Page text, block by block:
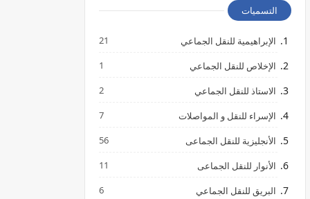
التسميات
الإبراهيمية للنقل الجماعي 21
الإخلاص للنقل الجماعي 1
الاستاذ للنقل الجماعي 2
الإسراء للنقل و المواصلات 7
الأنجليزية للنقل الجماعى 56
الأنوار للنقل الجماعى 11
البريق للنقل الجماعي 6